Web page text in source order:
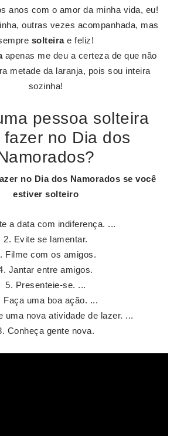
anos com o amor da minha vida, eu!
outras vezes acompanhada, mas
solteirae feliz!
apenas me deu a certeza de que não
metade da laranja, pois sou inteira
sozinha!
pessoa solteira
fazer no Dia dos
no Dia dos Namorados se você
estiver solteiro
a data com indiferença. ...
Evite se lamentar.
Filme com os amigos.
Jantar entre amigos.
Presenteie-se. ...
Faça uma boa ação. ...
uma nova atividade de lazer. ...
Conheça gente nova.